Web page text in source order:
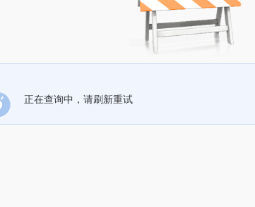
正在查询中，请刷新重试